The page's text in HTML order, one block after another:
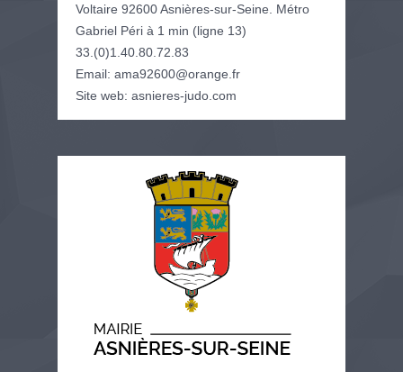
Voltaire 92600 Asnières-sur-Seine. Métro
Gabriel Péri à 1 min (ligne 13)
33.(0)1.40.80.72.83
Email: ama92600@orange.fr
Site web: asnieres-judo.com